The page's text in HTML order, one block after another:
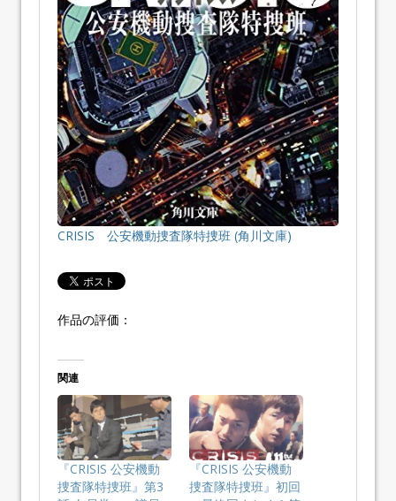
CRISIS 公安機動捜査隊特捜班 (角川文庫)
作品の評価：
関連
『CRISIS 公安機動
捜査隊特捜班』第3
『CRISIS 公安機動
捜査隊特捜班』初回